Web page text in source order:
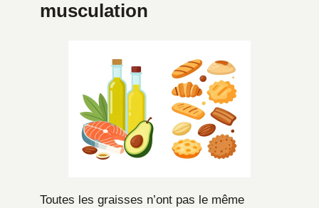
musculation
Toutes les graisses n’ont pas le même